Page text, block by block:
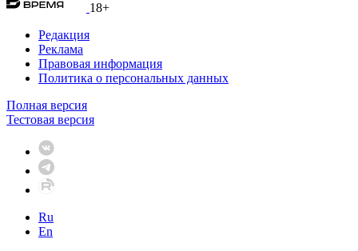
18+
Редакция
Реклама
Правовая информация
Политика о персональных данных
Полная версия
Тестовая версия
Ru
En